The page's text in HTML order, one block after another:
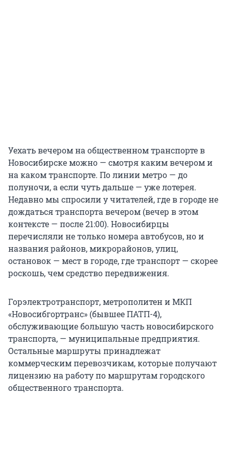
Уехать вечером на общественном транспорте в
Новосибирске можно — смотря каким вечером и
на каком транспорте. По линии метро — до
полуночи, а если чуть дальше — уже лотерея.
Недавно мы спросили у читателей, где в городе не
дождаться транспорта вечером (вечер в этом
контексте — после 21:00). Новосибирцы
перечисляли не только номера автобусов, но и
названия районов, микрорайонов, улиц,
остановок — мест в городе, где транспорт — скорее
роскошь, чем средство передвижения.
Горэлектротранспорт, метрополитен и МКП
«Новосибгортранс» (бывшее ПАТП-4),
обслуживающие большую часть новосибирского
транспорта, — муниципальные предприятия.
Остальные маршруты принадлежат
коммерческим перевозчикам, которые получают
лицензию на работу по маршрутам городского
общественного транспорта.